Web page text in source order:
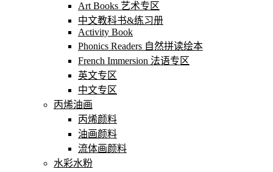
Art Books 艺术专区
中文教科书&练习册
Activity Book
Phonics Readers 自然拼读绘本
French Immersion 法语专区
英文专区
中文专区
丙烯油画
丙烯颜料
油画颜料
流体画颜料
水彩水粉